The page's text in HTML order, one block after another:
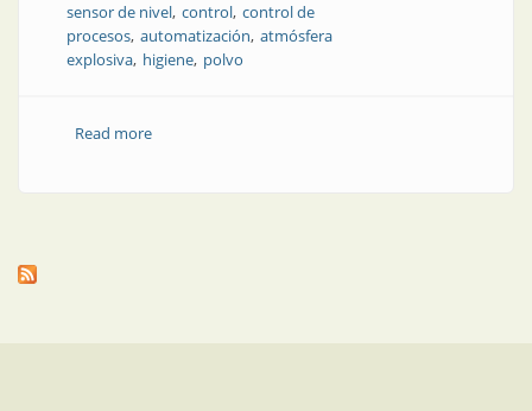
sensor de nivel control control de
procesos automatización atmósfera
explosiva higiene polvo
Read moreabout Medición de nivel en la industria alimenticia